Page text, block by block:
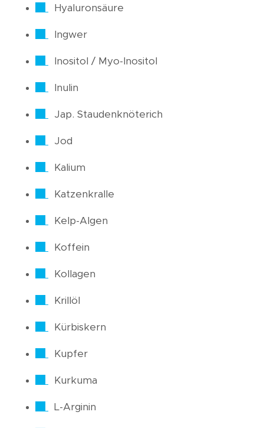
Hyaluronsäure
Ingwer
Inositol / Myo-Inositol
Inulin
Jap. Staudenknöterich
Jod
Kalium
Katzenkralle
Kelp-Algen
Koffein
Kollagen
Krillöl
Kürbiskern
Kupfer
Kurkuma
L-Arginin